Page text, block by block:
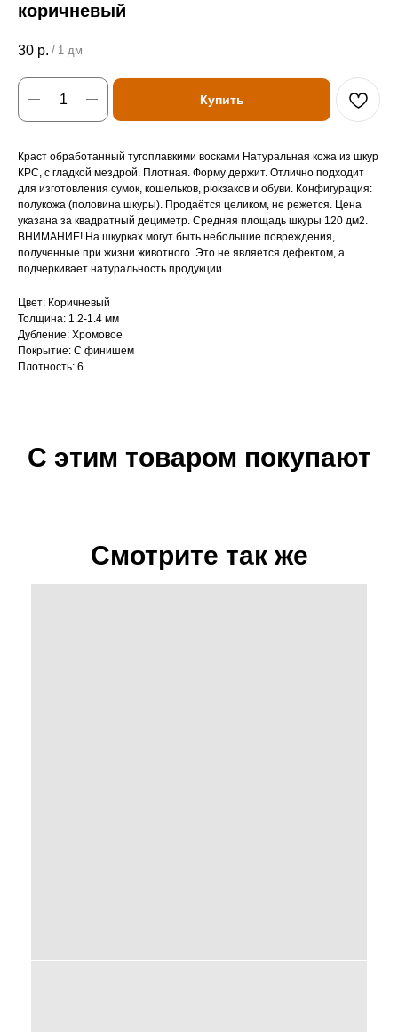
коричневый
30 р. / 1 дм
Купить
Краст обработанный тугоплавкими восками Натуральная кожа из шкур
КРС, с гладкой мездрой. Плотная. Форму держит. Отлично подходит
для изготовления сумок, кошельков, рюкзаков и обуви. Конфигурация:
полукожа (половина шкуры). Продаётся целиком, не режется. Цена
указана за квадратный дециметр. Средняя площадь шкуры 120 дм2.
ВНИМАНИЕ! На шкурках могут быть небольшие повреждения,
полученные при жизни животного. Это не является дефектом, а
подчеркивает натуральность продукции.
Цвет: Коричневый
Толщина: 1.2-1.4 мм
Дубление: Хромовое
Покрытие: С финишем
Плотность: 6
С этим товаром покупают
Смотрите так же